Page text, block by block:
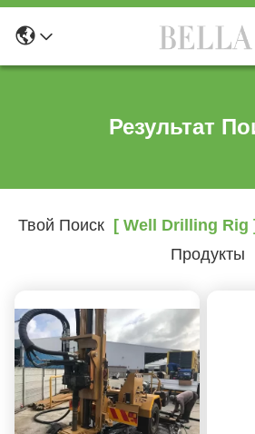
Результат
Твой Поиск[ Well Drilling Rig ]
Продукты